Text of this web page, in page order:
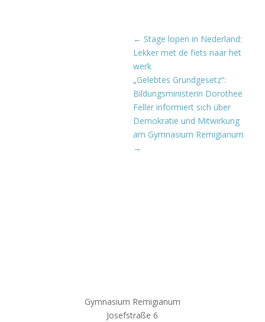
← Stage lopen in Nederland:
Lekker met de fiets naar het
werk
„Gelebtes Grundgesetz“:
Bildungsministerin Dorothee
Feller informiert sich über
Demokratie und Mitwirkung
am Gymnasium Remigianum
→
Gymnasium Remigianum
Josefstraße 6